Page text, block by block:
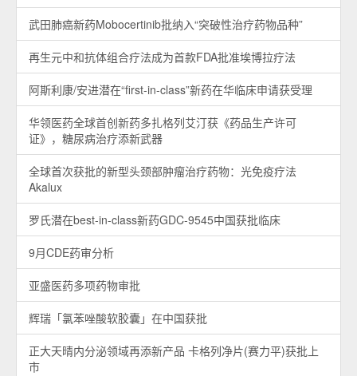
武田肺癌新药Mobocertinib批纳入“突破性治疗药物品种”
再生元中和抗体组合疗法成为首款FDA批准埃博拉疗法
阿斯利康/安进潜在“first-in-class”新药在华临床申请获受理
华领医药全球首创新药多扎格列艾汀获《药品生产许可
证》，糖尿病治疗添新武器
全球首次获批的新型头颈部肿瘤治疗药物：光免疫疗法
Akalux
罗氏潜在best-in-class新药GDC-9545中国获批临床
9月CDE药审分析
亚盛医药多项药物审批
辉瑞「氯苯唑酸软胶囊」在中国获批
正大天晴内分泌领域再添新产品 卡格列净片(赛力平)获批上
市